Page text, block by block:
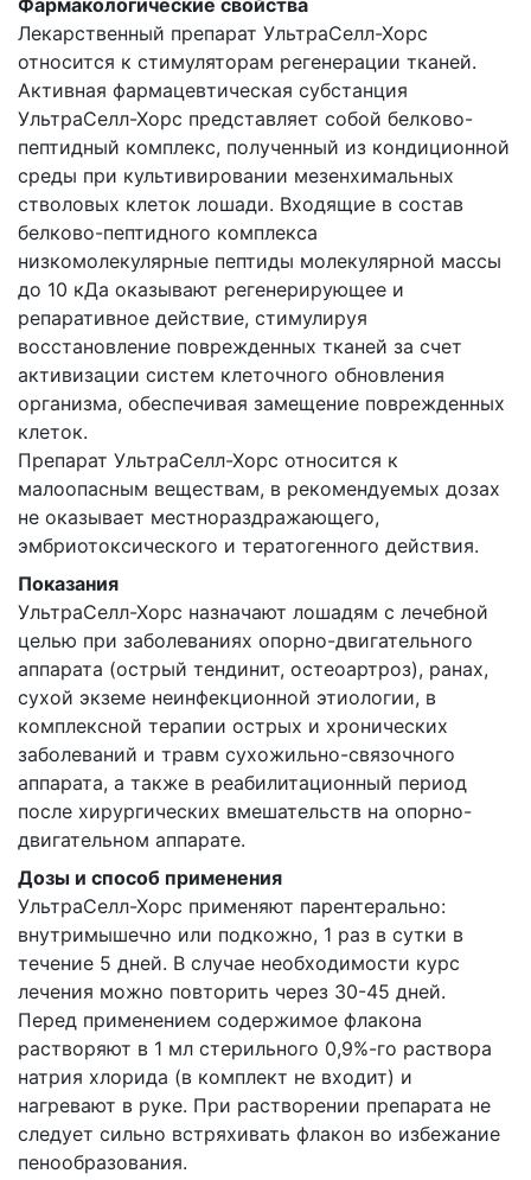
Фармакологические свойства
Лекарственный препарат УльтраСелл-Хорс
относится к стимуляторам регенерации тканей.
Активная фармацевтическая субстанция
УльтраСелл-Хорс представляет собой белково-
пептидный комплекс, полученный из кондиционной
среды при культивировании мезенхимальных
стволовых клеток лошади. Входящие в состав
белково-пептидного комплекса
низкомолекулярные пептиды молекулярной массы
до 10 кДа оказывают регенерирующее и
репаративное действие, стимулируя
восстановление поврежденных тканей за счет
активизации систем клеточного обновления
организма, обеспечивая замещение поврежденных
клеток.
Препарат УльтраСелл-Хорс относится к
малоопасным веществам, в рекомендуемых дозах
не оказывает местнораздражающего,
эмбриотоксического и тератогенного действия.
Показания
УльтраСелл-Хорс назначают лошадям с лечебной
целью при заболеваниях опорно-двигательного
аппарата (острый тендинит, остеоартроз), ранах,
сухой экземе неинфекционной этиологии, в
комплексной терапии острых и хронических
заболеваний и травм сухожильно-связочного
аппарата, а также в реабилитационный период
после хирургических вмешательств на опорно-
двигательном аппарате.
Дозы и способ применения
УльтраСелл-Хорс применяют парентерально:
внутримышечно или подкожно, 1 раз в сутки в
течение 5 дней. В случае необходимости курс
лечения можно повторить через 30-45 дней.
Перед применением содержимое флакона
растворяют в 1 мл стерильного 0,9%-го раствора
натрия хлорида (в комплект не входит) и
нагревают в руке. При растворении препарата не
следует сильно встряхивать флакон во избежание
пенообразования.